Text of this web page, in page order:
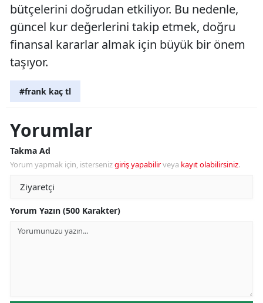
bütçelerini doğrudan etkiliyor. Bu nedenle,
güncel kur değerlerini takip etmek, doğru
finansal kararlar almak için büyük bir önem
taşıyor.
#frank kaç tl
Yorumlar
Takma Ad
Yorum yapmak için, istersenizgiriş yapabilirveya kayıt olabilirsiniz.
Yorum Yazın (500 Karakter)